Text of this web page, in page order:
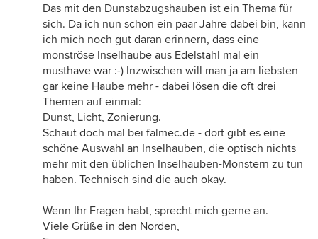
Das mit den Dunstabzugshauben ist ein Thema für
sich. Da ich nun schon ein paar Jahre dabei bin, kann
ich mich noch gut daran erinnern, dass eine
monströse Inselhaube aus Edelstahl mal ein
musthave war :-) Inzwischen will man ja am liebsten
gar keine Haube mehr - dabei lösen die oft drei
Themen auf einmal:
Dunst, Licht, Zonierung.
Schaut doch mal bei falmec.de - dort gibt es eine
schöne Auswahl an Inselhauben, die optisch nichts
mehr mit den üblichen Inselhauben-Monstern zu tun
haben. Technisch sind die auch okay.
Wenn Ihr Fragen habt, sprecht mich gerne an.
Viele Grüße in den Norden,